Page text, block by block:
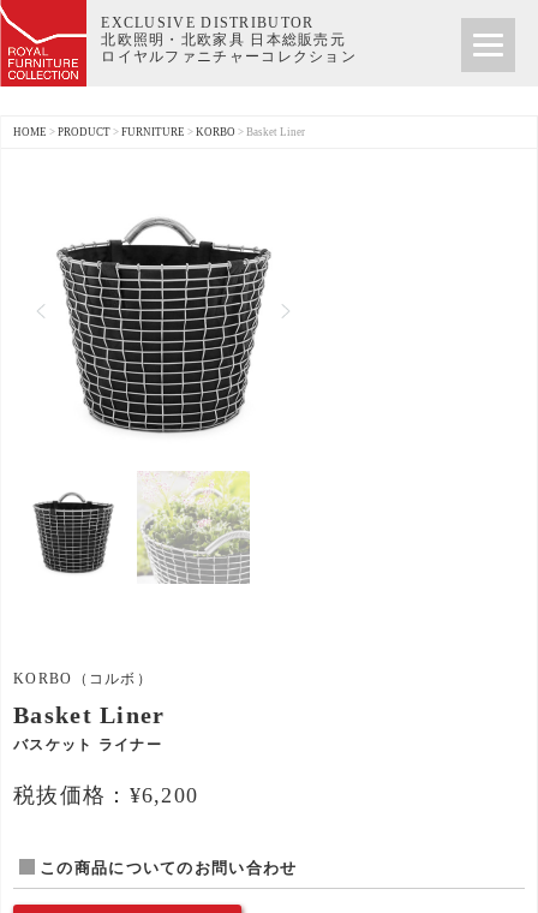
EXCLUSIVE DISTRIBUTOR
北欧照明・北欧家具 日本総販売元
ロイヤルファニチャーコレクション
HOME > PRODUCT > FURNITURE > KORBO > Basket Liner
KORBO（コルボ）
Basket Liner
バスケット ライナー
税抜価格：¥6,200
この商品についてのお問い合わせ